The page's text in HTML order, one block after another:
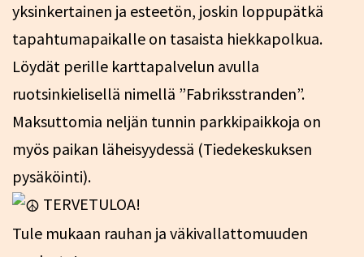
yksinkertainen ja esteetön, joskin loppupätkä
tapahtumapaikalle on tasaista hiekkapolkua.
Löydät perille karttapalvelun avulla
ruotsinkielisellä nimellä ”Fabriksstranden”.
Maksuttomia neljän tunnin parkkipaikkoja on
myös paikan läheisyydessä (Tiedekeskuksen
pysäköinti).
TERVETULOA!
Tule mukaan rauhan ja väkivallattomuuden